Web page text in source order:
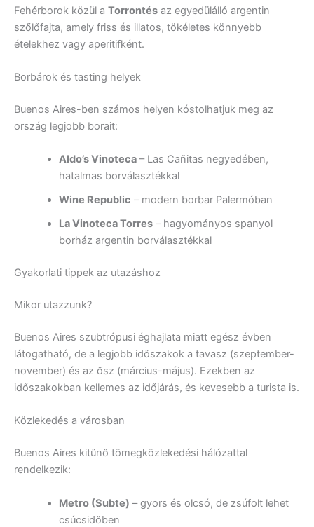
Fehérborok közül a Torrontés az egyedülálló argentin
szőlőfajta, amely friss és illatos, tökéletes könnyebb
ételekhez vagy aperitifként.
Borbárok és tasting helyek
Buenos Aires-ben számos helyen kóstolhatjuk meg az
ország legjobb borait:
Aldo’s Vinoteca– Las Cañitas negyedében,
hatalmas borválasztékkal
Wine Republic – modern borbar Palermóban
La Vinoteca Torres– hagyományos spanyol
borház argentin borválasztékkal
Gyakorlati tippek az utazáshoz
Mikor utazzunk?
Buenos Aires szubtrópusi éghajlata miatt egész évben
látogatható, de a legjobb időszakok a tavasz (szeptember-
november) és az ősz (március-május). Ezekben az
időszakokban kellemes az időjárás, és kevesebb a turista is.
Közlekedés a városban
Buenos Aires kitűnő tömegközlekedési hálózattal
rendelkezik:
Metro (Subte) – gyors és olcsó, de zsúfolt lehet
csúcsidőben